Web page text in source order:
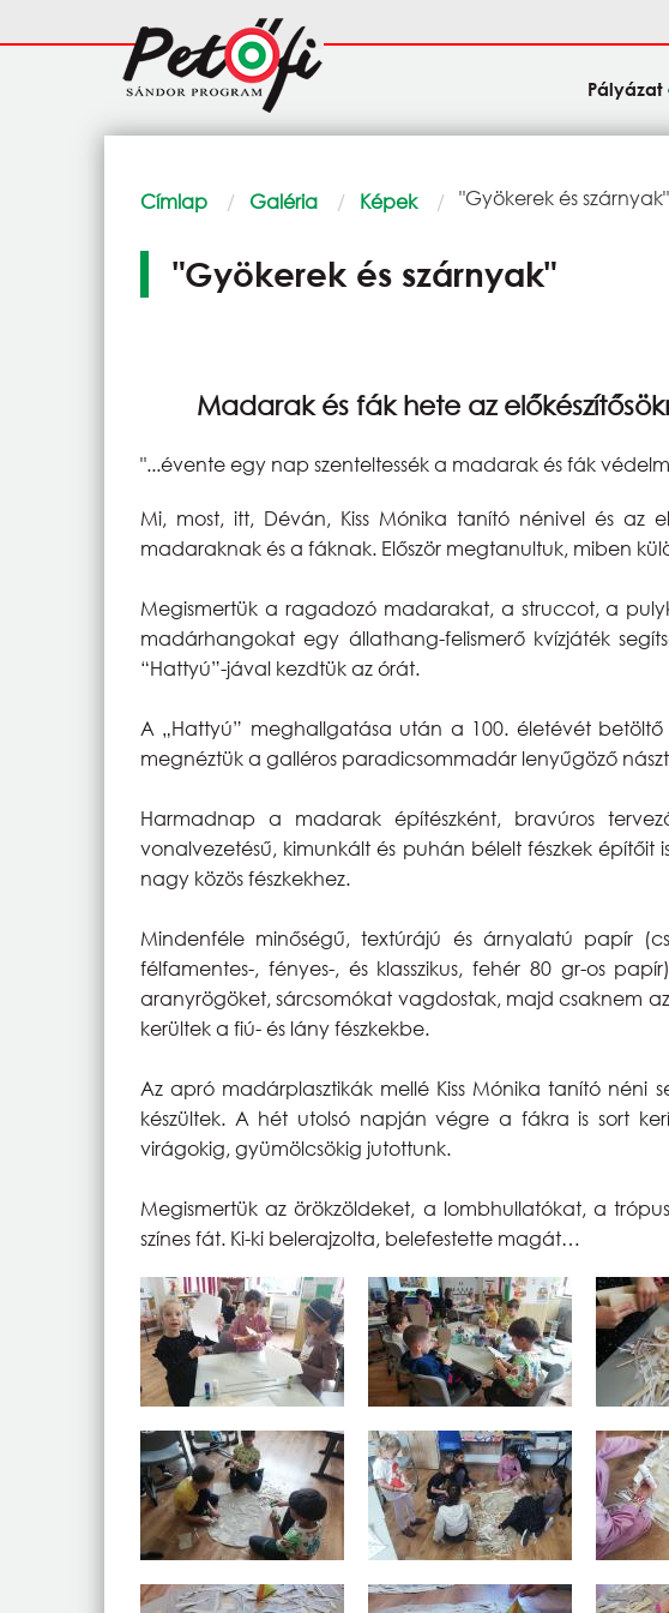
Fő
navigáció
Pályázat
Morzsa
Címlap Galéria Képek Current:
"Gyökerek és szárnyak"
"Gyökerek és szárnyak"
Madarak és fák hete az
"...évente egy nap szenteltessék a madarak és fák
Mi, most, itt, Déván, Kiss Mónika tanító nénivel és az
madaraknak és a fáknak. Először megtanultuk, miben
Megismertük a ragadozó madarakat, a struccot, a
madárhangokat egy állathang-felismerő kvízjáték
“Hattyú”-jával kezdtük az órát.
A „Hattyú” meghallgatása után a 100. életévét
megnéztük a galléros paradicsommadár lenyűgöző
Harmadnap a madarak építészként, bravúros
vonalvezetésű, kimunkált és puhán bélelt fészkek
nagy közös fészkekhez.
Mindenféle minőségű, textúrájú és árnyalatú papír
félfamentes-, fényes-, és klasszikus, fehér 80 gr-os
aranyrögöket, sárcsomókat vagdostak, majd csaknem
kerültek a fiú- és lány fészkekbe.
Az apró madárplasztikák mellé Kiss Mónika tanító néni
készültek. A hét utolsó napján végre a fákra is sort
virágokig, gyümölcsökig jutottunk.
Megismertük az örökzöldeket, a lombhullatókat, a
színes fát. Ki-ki belerajzolta, belefestette magát…